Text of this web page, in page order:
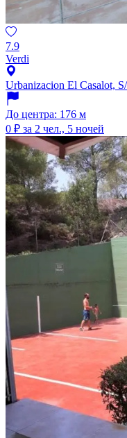
7.9
Verdi
Urbanizacion El Casalot,
До центра: 176 м
0 ₽ за 2 чел., 5 ночей